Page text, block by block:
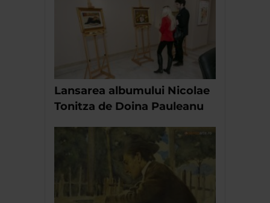
Lansarea albumului Nicolae
Tonitza de Doina Pauleanu